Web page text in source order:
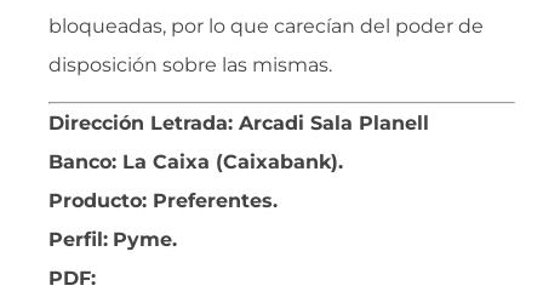
bloqueadas, por lo que carecían del poder de
disposición sobre las mismas.
Dirección Letrada: Arcadi Sala Planell
Banco: La Caixa (Caixabank).
Producto: Preferentes.
Perfil: Pyme.
PDF: